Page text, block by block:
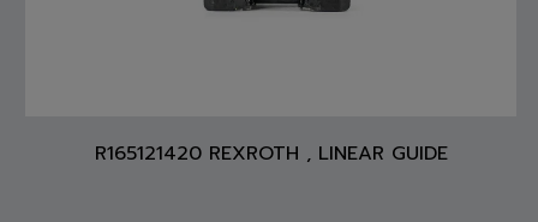
R165121420 REXROTH , LINEAR GUIDE